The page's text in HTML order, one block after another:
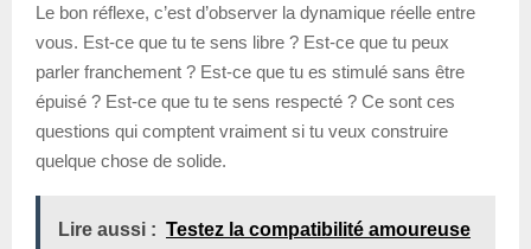
Le bon réflexe, c’est d’observer la dynamique réelle entre
vous. Est-ce que tu te sens libre ? Est-ce que tu peux
parler franchement ? Est-ce que tu es stimulé sans être
épuisé ? Est-ce que tu te sens respecté ? Ce sont ces
questions qui comptent vraiment si tu veux construire
quelque chose de solide.
Lire aussi : Testez la compatibilité amoureuse